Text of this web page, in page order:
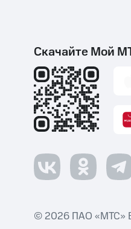
Скачайте Мой
© 2026 ПАО «МТС»